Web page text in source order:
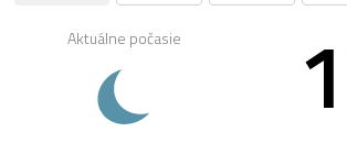
Aktuálne počasie